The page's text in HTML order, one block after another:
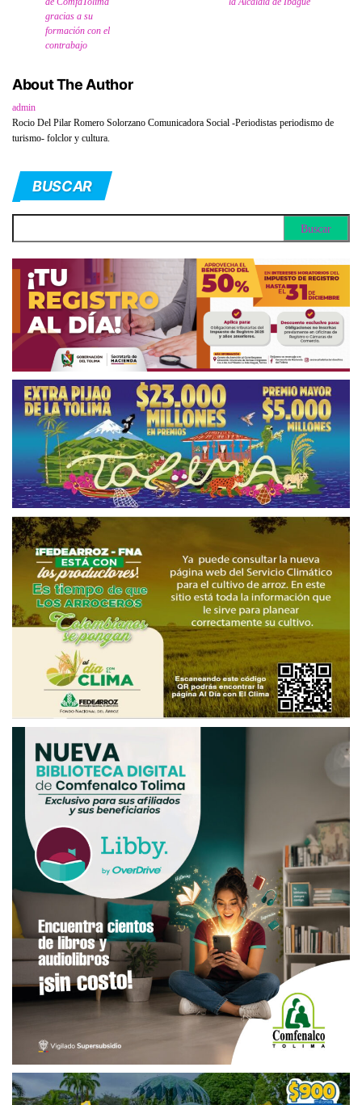
gracias a su
formación con el
contrabajo
About The Author
admin
Rocio Del Pilar Romero Solorzano Comunicadora Social -Periodistas periodismo de
turismo- folclor y cultura.
BUSCAR